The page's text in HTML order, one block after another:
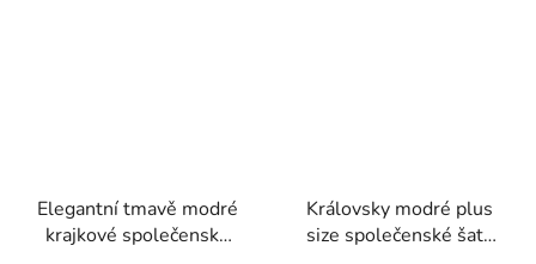
Elegantní tmavě modré
krajkové společenské
Královsky modré plus
size společenské šaty